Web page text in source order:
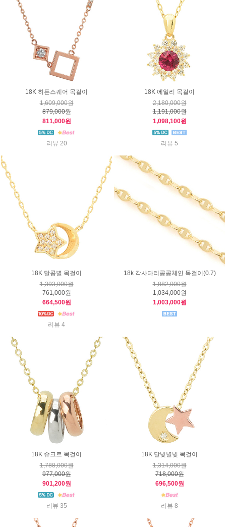
18K 히든스퀘어 목걸이
1,609,000원
879,000원
811,000원
리뷰 20
18K 에일리 목걸이
2,180,000원
1,191,000원
1,098,100원
리뷰 5
18K 달콩별 목걸이
1,393,000원
761,000원
664,500원
리뷰 4
18k 각사다리콩콩체인 목걸이(0.7)
1,882,000원
1,034,000원
1,003,000원
18K 슈크르 목걸이
1,788,000원
977,000원
901,200원
리뷰 35
18K 달빛별빛 목걸이
1,314,000원
718,000원
696,500원
리뷰 8